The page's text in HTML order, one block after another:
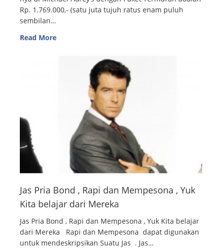
Rp. 1.769.000,- (satu juta tujuh ratus enam puluh
sembilan…
Read More
Jas Pria Bond , Rapi dan Mempesona , Yuk
Kita belajar dari Mereka
Jas Pria Bond , Rapi dan Mempesona , Yuk Kita belajar
dari Mereka Rapi dan Mempesona dapat digunakan
untuk mendeskripsikan Suatu Jas . Jas…